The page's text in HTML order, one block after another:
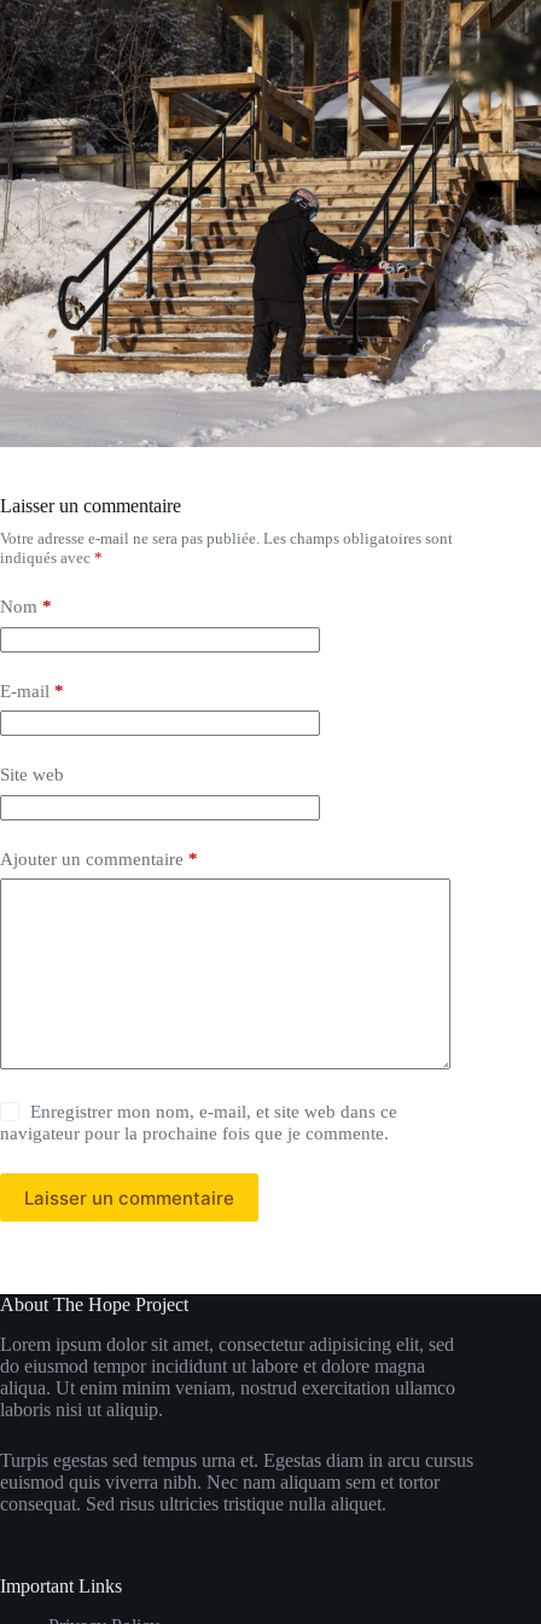
Laisser un commentaire
Votre adresse e-mail ne sera pas publiée. Les champs obligatoires sont
indiqués avec *
Nom *
E-mail *
Site web
Ajouter un commentaire *
Enregistrer mon nom, e-mail, et site web dans ce
navigateur pour la prochaine fois que je commente.
Laisser un commentaire
About The Hope Project
Lorem ipsum dolor sit amet, consectetur adipisicing elit, sed
do eiusmod tempor incididunt ut labore et dolore magna
aliqua. Ut enim minim veniam, nostrud exercitation ullamco
laboris nisi ut aliquip.
Turpis egestas sed tempus urna et. Egestas diam in arcu cursus
euismod quis viverra nibh. Nec nam aliquam sem et tortor
consequat. Sed risus ultricies tristique nulla aliquet.
Important Links